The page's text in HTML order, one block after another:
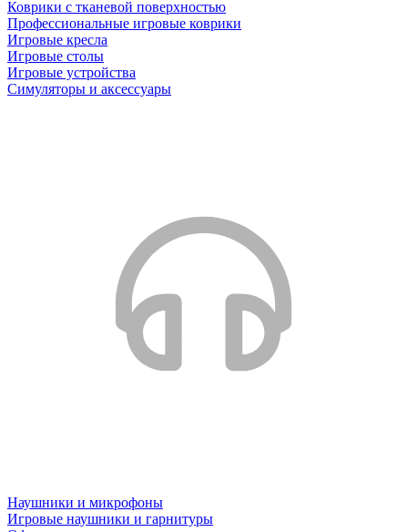
Коврики с тканевой поверхностью
Профессиональные игровые коврики
Игровые кресла
Игровые столы
Игровые устройства
Симуляторы и аксессуары
Наушники и микрофоны
Игровые наушники и гарнитуры